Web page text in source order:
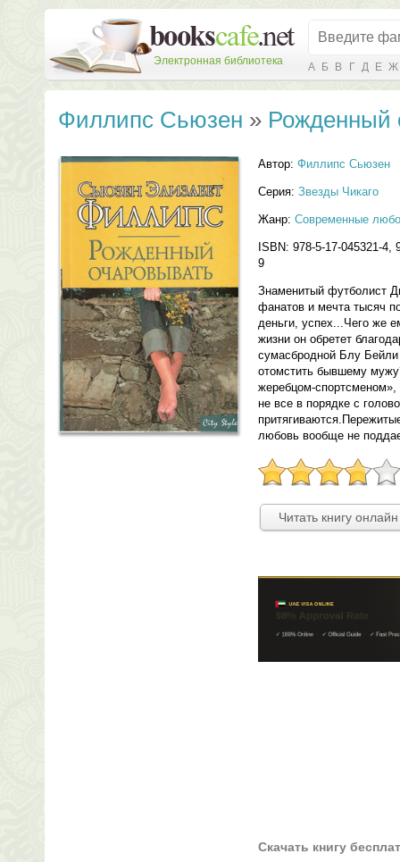
Электронная библиотека А Б В Г Д Е Ж
Филлипс Сьюзен » Рожденный
Автор: Филлипс Сьюзен
Серия: Звезды Чикаго
Жанр: Современные
ISBN: 978-5-17-045321-4,
9
Знаменитый футболист
фанатов и мечта тысяч
деньги, успех...Чего же
жизни он обретет
сумасбродной Блу
отомстить бывшему
жеребцом-спортсменом»,
не все в порядке с
любовь вообще не
Читать книгу
Скачать книгу